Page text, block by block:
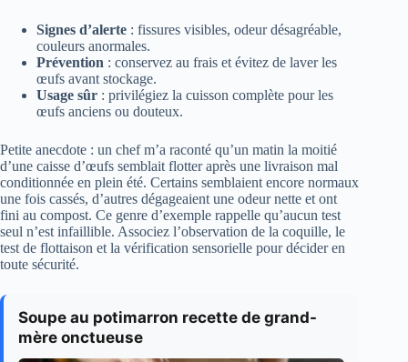
Signes d’alerte : fissures visibles, odeur désagréable,
couleurs anormales.
Prévention : conservez au frais et évitez de laver les
œufs avant stockage.
Usage sûr : privilégiez la cuisson complète pour les
œufs anciens ou douteux.
Petite anecdote : un chef m’a raconté qu’un matin la moitié
d’une caisse d’œufs semblait flotter après une livraison mal
conditionnée en plein été. Certains semblaient encore normaux
une fois cassés, d’autres dégageaient une odeur nette et ont
fini au compost. Ce genre d’exemple rappelle qu’aucun test
seul n’est infaillible. Associez l’observation de la coquille, le
test de flottaison et la vérification sensorielle pour décider en
toute sécurité.
Soupe au potimarron recette de grand-
mère onctueuse